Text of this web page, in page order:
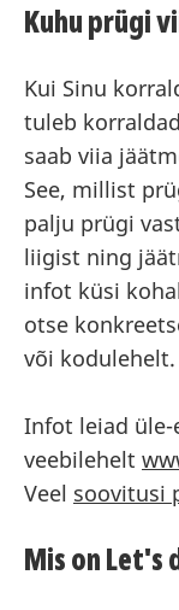
Kuhu prügi
Kui Sinu
tuleb
saab viia
See, millist
palju prügi
liigist ning
infot küsi
otse
või kodulehelt.
Infot leiad üle-
veebilehelt
Veel soovitusi
Mis on Let's